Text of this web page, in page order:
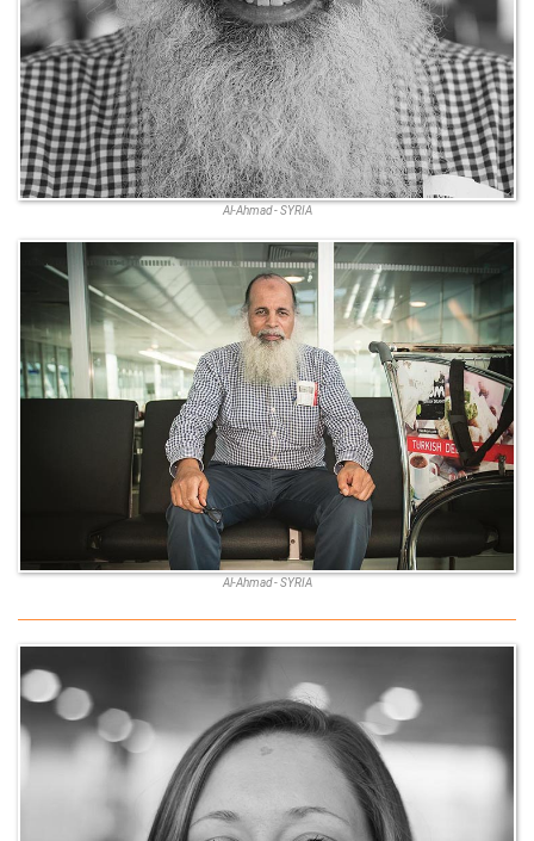
Al-Ahmad - SYRIA
Al-Ahmad - SYRIA